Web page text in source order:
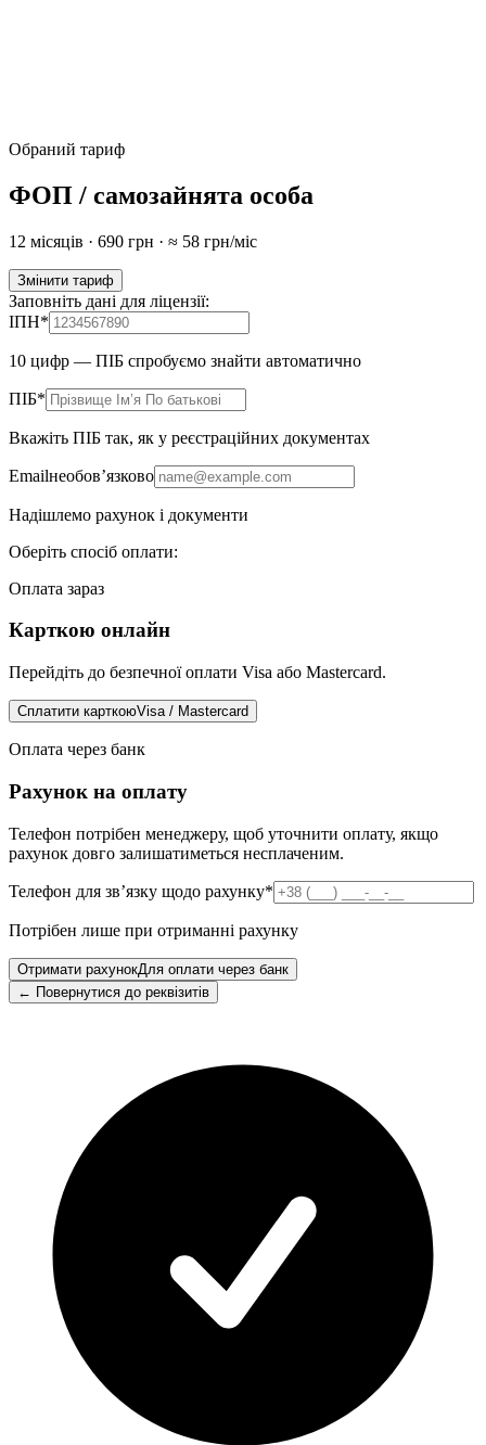
Обраний тариф
ФОП / самозайнята особа
12 місяців · 690 грн · ≈ 58 грн/міс
Змінити тариф
Заповніть дані для ліцензії:
ІПН*
10 цифр — ПІБ спробуємо знайти автоматично
ПІБ*
Вкажіть ПІБ так, як у реєстраційних документах
Emailнеобов’язково
Надішлемо рахунок і документи
Оберіть спосіб оплати:
Оплата зараз
Карткою онлайн
Перейдіть до безпечної оплати Visa або Mastercard.
Сплатити карткоюVisa / Mastercard
Оплата через банк
Рахунок на оплату
Телефон потрібен менеджеру, щоб уточнити оплату, якщо
рахунок довго залишатиметься несплаченим.
Телефон для зв’язку щодо рахунку*
Потрібен лише при отриманні рахунку
Отримати рахунокДля оплати через банк
← Повернутися до реквізитів